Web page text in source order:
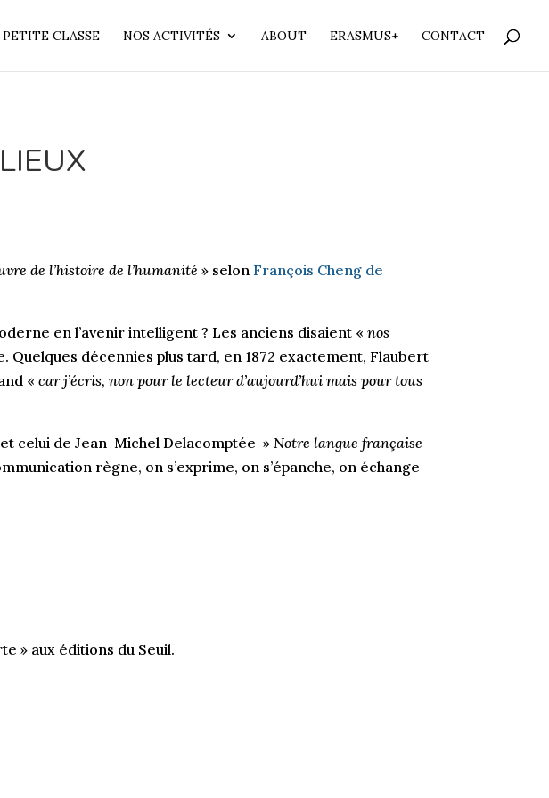
PETITE CLASSE NOS ACTIVITÉS ABOUT ERASMUS+ CONTACT
de l’histoire de l’humanité » selonFrançois Cheng de
en l’avenir intelligent ? Les anciens disaient «nos
Quelques décennies plus tard, en 1872 exactement, Flaubert
«car j’écris, non pour le lecteur d’aujourd’hui mais pour tous
celui de Jean-Michel Delacomptée »Notre langue française
règne, on s’exprime, on s’épanche, on échange
» aux éditions du Seuil.